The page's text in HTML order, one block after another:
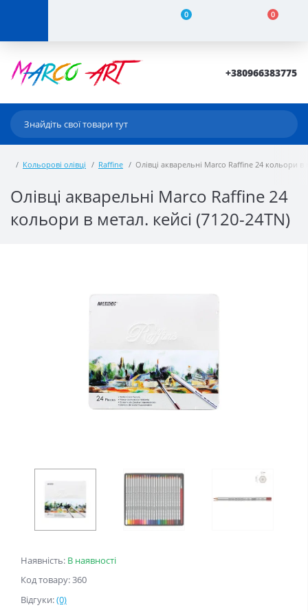
0 0
+380966383775
Кольорові олівці Raffine Олівці акварельні Marco Raffine 24 кольори в
Олівці акварельні Marco Raffine 24
кольори в метал. кейсі (7120-24TN)
Наявність: В наявності
Код товару: 360
Відгуки:(0)